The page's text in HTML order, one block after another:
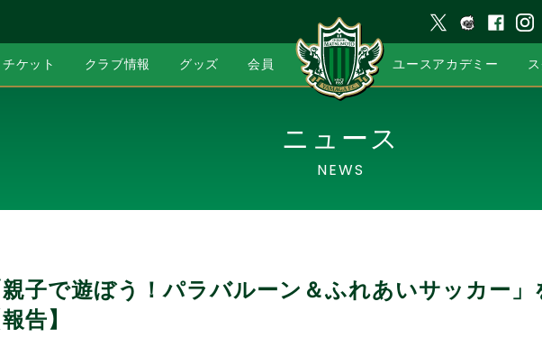
ケット クラブ情報 グッズ 会員 ユースアカデミー
ニュース
NEWS
親子で遊ぼう！パラバルーン＆ふれあいサッカー
報告】